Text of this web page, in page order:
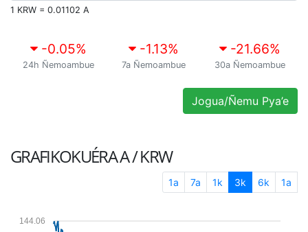
1 KRW = 0.01102 A
-0.05%
24h Ñemoambue
-1.13%
7a Ñemoambue
-21.66%
30a Ñemoambue
Jogua/Ñemu Pya’e
GRAFIKOKUÉRAA / KRW
1a 7a 1k 3k 6k 1a
144.06